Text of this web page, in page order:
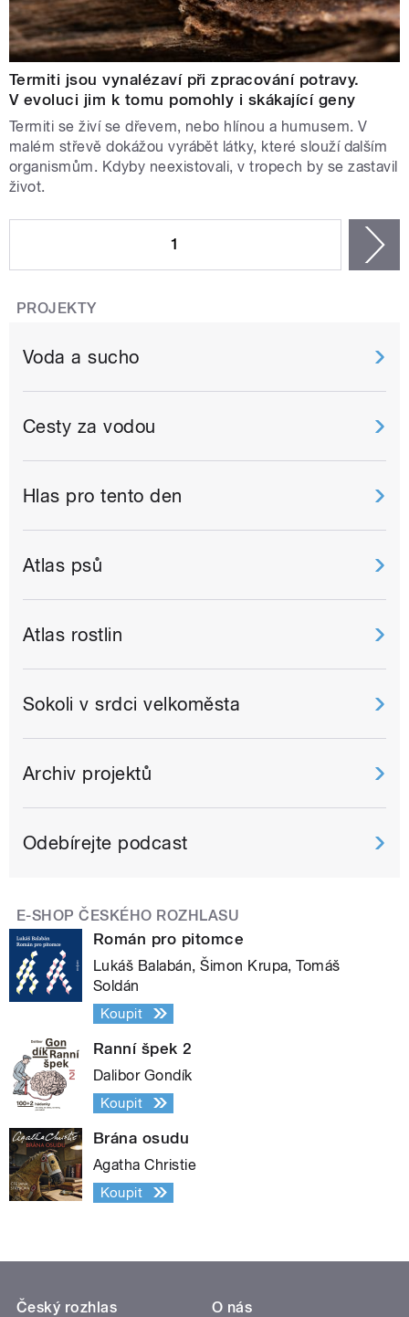
Termiti jsou vynalézaví při zpracování potravy.
V evoluci jim k tomu pomohly i skákající geny
Termiti se živí se dřevem, nebo hlínou a humusem. V
malém střevě dokážou vyrábět látky, které slouží dalším
organismům. Kdyby neexistovali, v tropech by se zastavil
život.
1
PROJEKTY
Voda a sucho
Cesty za vodou
Hlas pro tento den
Atlas psů
Atlas rostlin
Sokoli v srdci velkoměsta
Archiv projektů
Odebírejte podcast
E-SHOP ČESKÉHO ROZHLASU
Román pro pitomce
Lukáš Balabán, Šimon Krupa, Tomáš
Soldán
Koupit
Ranní špek 2
Dalibor Gondík
Koupit
Brána osudu
Agatha Christie
Koupit
Český rozhlas
O nás